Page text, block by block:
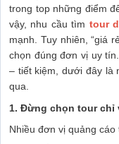
trong top những điểm
vậy, nhu cầu tìm tour
mạnh. Tuy nhiên, “giá
chọn đúng đơn vị uy
– tiết kiệm, dưới đây là
qua.
1. Đừng chọn tour chỉ
Nhiều đơn vị quảng cáo